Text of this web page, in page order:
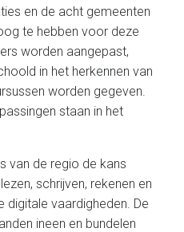
en de acht gemeenten
te hebben voor deze
worden aangepast,
in het herkennen van
worden gegeven.
staan in het
van de regio de kans
schrijven, rekenen en
digitale vaardigheden. De
ineen en bundelen